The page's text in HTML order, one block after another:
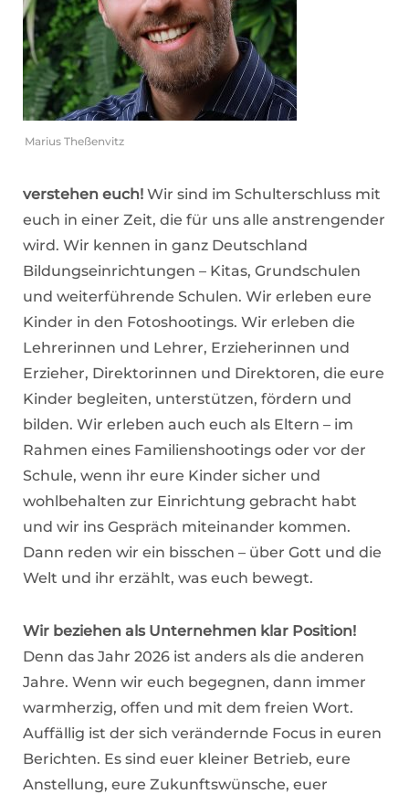
Marius Theßenvitz
verstehen euch! Wir sind im Schulterschluss mit
euch in einer Zeit, die für uns alle anstrengender
wird. Wir kennen in ganz Deutschland
Bildungseinrichtungen – Kitas, Grundschulen
und weiterführende Schulen. Wir erleben eure
Kinder in den Fotoshootings. Wir erleben die
Lehrerinnen und Lehrer, Erzieherinnen und
Erzieher, Direktorinnen und Direktoren, die eure
Kinder begleiten, unterstützen, fördern und
bilden. Wir erleben auch euch als Eltern – im
Rahmen eines Familienshootings oder vor der
Schule, wenn ihr eure Kinder sicher und
wohlbehalten zur Einrichtung gebracht habt
und wir ins Gespräch miteinander kommen.
Dann reden wir ein bisschen – über Gott und die
Welt und ihr erzählt, was euch bewegt.
Wir beziehen als Unternehmen klar Position!
Denn das Jahr 2026 ist anders als die anderen
Jahre. Wenn wir euch begegnen, dann immer
warmherzig, offen und mit dem freien Wort.
Auffällig ist der sich verändernde Focus in euren
Berichten. Es sind euer kleiner Betrieb, eure
Anstellung, eure Zukunftswünsche, euer